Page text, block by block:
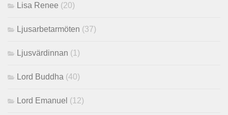
Lisa Renee (20)
Ljusarbetarmöten (37)
Ljusvärdinnan (1)
Lord Buddha (40)
Lord Emanuel (12)